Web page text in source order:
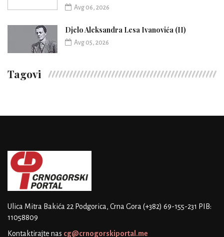
Avg 06, 2026
Djelo Aleksandra Lesa Ivanovića (II)
Avg 05, 2026
Tagovi
Ulica Mitra Bakića 22 Podgorica, Crna Gora (+382) 69-155-231 PIB:
11058809
Kontaktirajte nas cg@crnogorskiportal.me